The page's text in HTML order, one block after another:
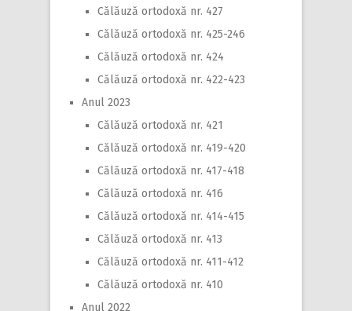
Călăuză ortodoxă nr. 427
Călăuză ortodoxă nr. 425-246
Călăuză ortodoxă nr. 424
Călăuză ortodoxă nr. 422-423
Anul 2023
Călăuză ortodoxă nr. 421
Călăuză ortodoxă nr. 419-420
Călăuză ortodoxă nr. 417-418
Călăuză ortodoxă nr. 416
Călăuză ortodoxă nr. 414-415
Călăuză ortodoxă nr. 413
Călăuză ortodoxă nr. 411-412
Călăuză ortodoxă nr. 410
Anul 2022